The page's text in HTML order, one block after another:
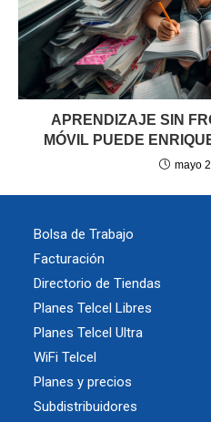
APRENDIZAJE SIN
MÓVIL PUEDE
mayo
Bolsa de Trabajo
Facturación
Directorio de Tiendas
Planes Telcel Libres
Planes Telcel Ultra
WiFi Telcel
Planes y precios
Subdistribuidores